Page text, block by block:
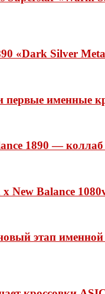
«Dark Silver
первые именные
1890 —
New Balance
этап